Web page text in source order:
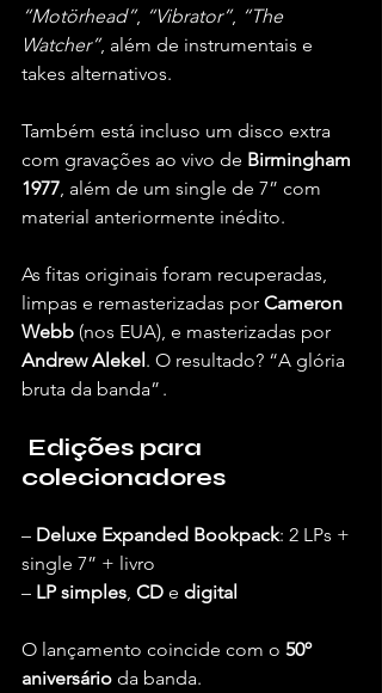
“Motörhead”, “Vibrator”, “The
Watcher”, além de instrumentais e
takes alternativos.
Também está incluso um disco extra
com gravações ao vivo de Birmingham
1977, além de um single de 7” com
material anteriormente inédito.
As fitas originais foram recuperadas,
limpas e remasterizadas por Cameron
Webb (nos EUA), e masterizadas por
Andrew Alekel. O resultado? “A glória
bruta da banda” .
colecionadores
– Deluxe Expanded Bookpack: 2 LPs +
single 7” + livro
– LP simples, CD e digital
O lançamento coincide com o 50º
aniversário da banda.